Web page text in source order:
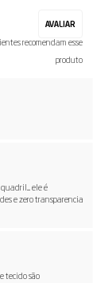
recomendam esse
produto
ele é
e zero transparencia
tecido são